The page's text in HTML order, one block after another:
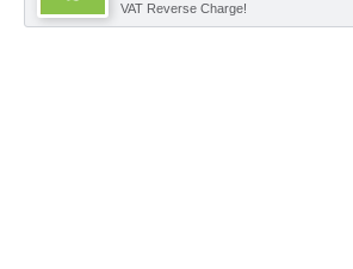
VAT Reverse Charge!